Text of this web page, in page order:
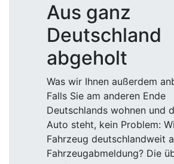
Aus ganz
Deutschland
abgeholt
Was wir Ihnen außerdem
Falls Sie am anderen Ende
Deutschlands wohnen und
Auto steht, kein Problem:
Fahrzeug deutschlandweit
Fahrzeugabmeldung? Die